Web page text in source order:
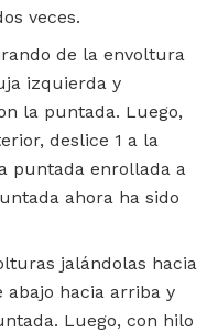
veces.
de la envoltura
izquierda y
la puntada. Luego,
deslice 1 a la
puntada enrollada a
ahora ha sido
jalándolas hacia
abajo hacia arriba y
Luego, con hilo